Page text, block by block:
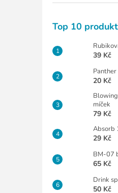
Top 10
39 Kč
20 Kč
míček
79 Kč
Absorb
29 Kč
BM-07
65 Kč
Drink
50 Kč